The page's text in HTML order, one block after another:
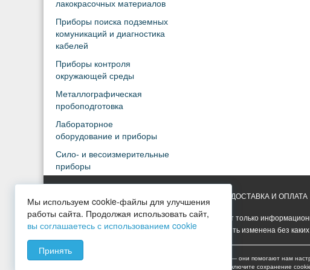
лакокрасочных материалов
Приборы поиска подземных
комуникаций и диагностика
кабелей
Приборы контроля
окружающей среды
Металлографическая
пробоподготовка
Лабораторное
оборудование и приборы
Сило- и весоизмерительные
приборы
ДОСТАВКА И ОПЛАТА
Вся представленная на сайте информация носит только
Опубликованная на сайте информация может быть изменена без
Мы используем cookies для сбора пользовательских данных — они помогают нам
обработку таких данных. Чтобы отказаться от обработки, отключите сохранение
Мы используем cookie-файлы для улучшения
работы сайта. Продолжая использовать сайт,
вы соглашаетесь с использованием cookie
Принять